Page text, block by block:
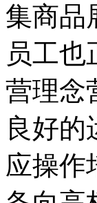
集商品
员工
营理念
良好的
应操作